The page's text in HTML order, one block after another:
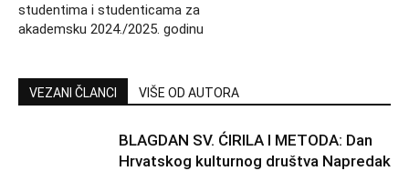
studentima i studenticama za
akademsku 2024./2025. godinu
VEZANI ČLANCI VIŠE OD AUTORA
BLAGDAN SV. ĆIRILA I METODA: Dan
Hrvatskog kulturnog društva Napredak